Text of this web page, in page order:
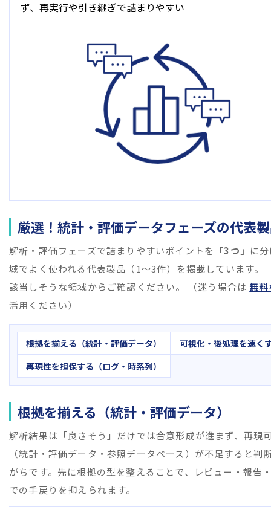
ず、再実行や引き継ぎで詰まりやすい
厳選！統計・評価データフェーズの代表
解析・評価フェーズで詰まりやすいポイントを 「3つ」 に
域でよく使われる代表製品（1〜3件）を掲載しています。
該当しそうな領域からご確認ください。 （迷う場合は無
活用ください）
根拠を揃える（統計・評価データ）
可視化・後処理を速く
再現性を担保する（ログ・時系列）
根拠を揃える（統計・評価データ）
解析結果は「良さそう」だけでは合意形成が進まず、再現
（統計・評価データ・参照データベース）が不足すると判
がちです。先に根拠の型を整えることで、レビュー・報告
での手戻りを抑えられます。